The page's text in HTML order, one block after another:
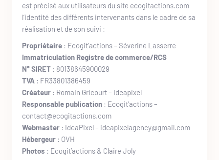
est précisé aux utilisateurs du site ecogitactions.com
l’identité des différents intervenants dans le cadre de sa
réalisation et de son suivi :
Propriétaire : Ecogit'actions – Séverine Lasserre
Immatriculation Registre de commerce/RCS
N° SIRET : 80138645900029
TVA : FR33801386459
Créateur : Romain Gricourt – Ideapixel
Responsable publication : Ecogit'actions –
contact@ecogitactions.com
Webmaster : IdeaPixel – ideapixelagency@gmail.com
Hébergeur : OVH
Photos : Ecogit’actions & Claire Joly